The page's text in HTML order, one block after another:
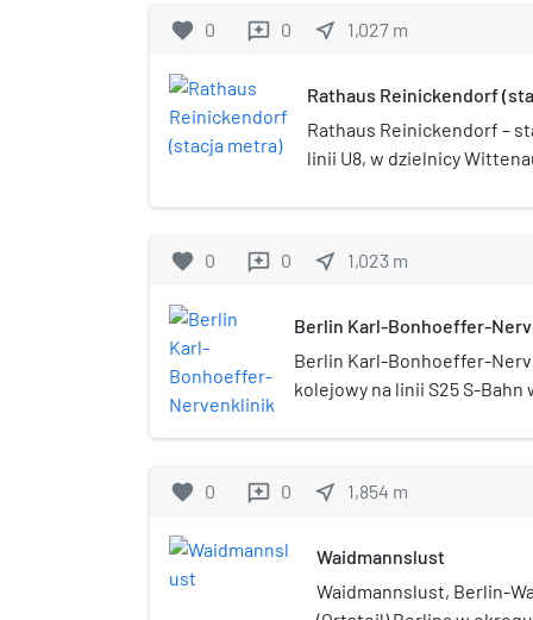
zatrudniając ponad 7000
krajach na całym świecie.
w Ohrdruf (Turyngia),
(Wielka Brytania) oraz największe
favorite 0 reviews 0 near_me 1,027 m
Rathaus Reinickendorf
Rathaus Reinickendorf –
linii U8, w dzielnicy
otwarta w 1994.
favorite 0 reviews 0 near_me 1,023 m
Berlin Karl-Bonhoeffer-
Berlin Karl-Bonhoeffer-
kolejowy na linii S25 S-Bahn
w okręgu administracyjnym
znajdowała się klinika
favorite 0 reviews 0 near_me 1,854 m
Waidmannslust
Waidmannslust, Berlin-